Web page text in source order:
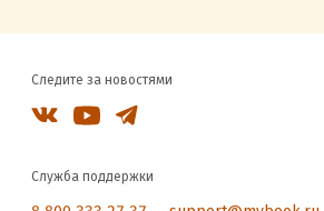
Следите за новостями
Служба поддержки